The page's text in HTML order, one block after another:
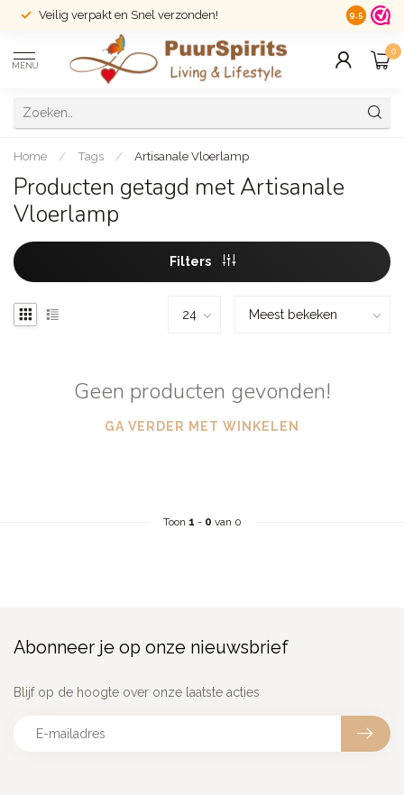
Veilig verpakt en Snel verzonden! 14 dagen
9.5
MENU
0
Home / Tags / Artisanale Vloerlamp
Producten getagd met Artisanale
Vloerlamp
Filters
Geen producten gevonden!
GA VERDER MET WINKELEN
Toon 1 - 0 van 0
Abonneer je op onze nieuwsbrief
Blijf op de hoogte over onze laatste acties